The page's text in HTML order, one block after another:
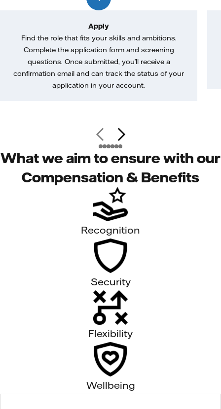
Apply
Find the role that fits your skills and ambitions.
Complete the application form and screening
questions. Once submitted, you’ll receive a
confirmation email and can track the status of your
application in your account.
What we aim to ensure with our
Compensation & Benefits
Recognition
Security
Flexibility
Wellbeing